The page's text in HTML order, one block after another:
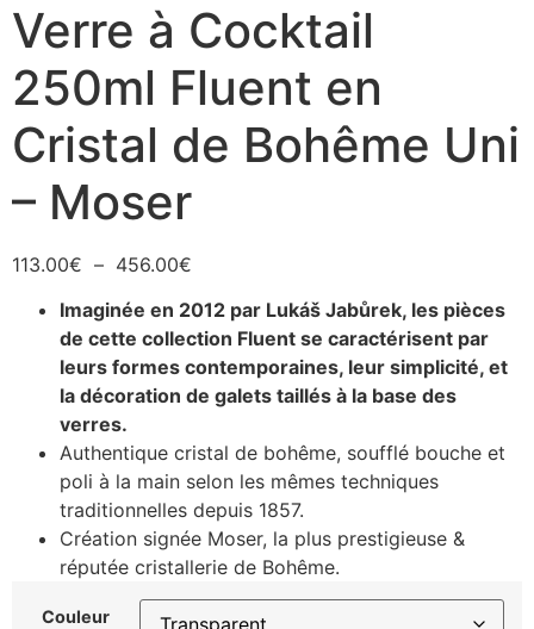
Verre à Cocktail
250ml Fluent en
Cristal de Bohême Uni
– Moser
113.00€ – 456.00€
Imaginée en 2012 par Lukáš Jabůrek, les pièces
de cette collection Fluent se caractérisent par
leurs formes contemporaines, leur simplicité, et
la décoration de galets taillés à la base des
verres.
Authentique cristal de bohême, soufflé bouche et
poli à la main selon les mêmes techniques
traditionnelles depuis 1857.
Création signée Moser, la plus prestigieuse &
réputée cristallerie de Bohême.
Couleur